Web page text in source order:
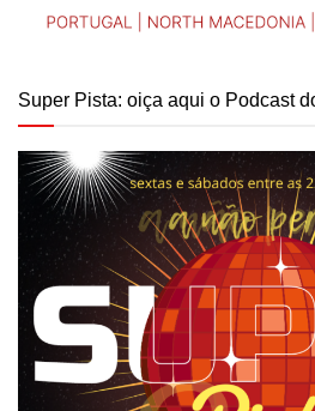
Super Pista: oiça aqui o Podcast